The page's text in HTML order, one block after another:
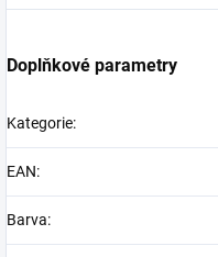
Doplňkové parametry
Kategorie:
EAN:
Barva: